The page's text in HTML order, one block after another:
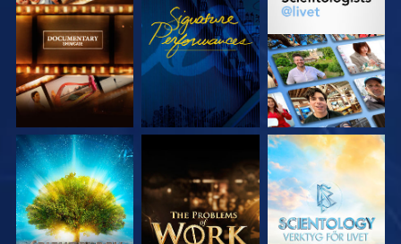
UTFORSKA
SERIEN
TITTA
UTFORSKA
UTFORSKA
SERIEN
UTFORSKA
SERIEN
UTFORSKA
SERIEN